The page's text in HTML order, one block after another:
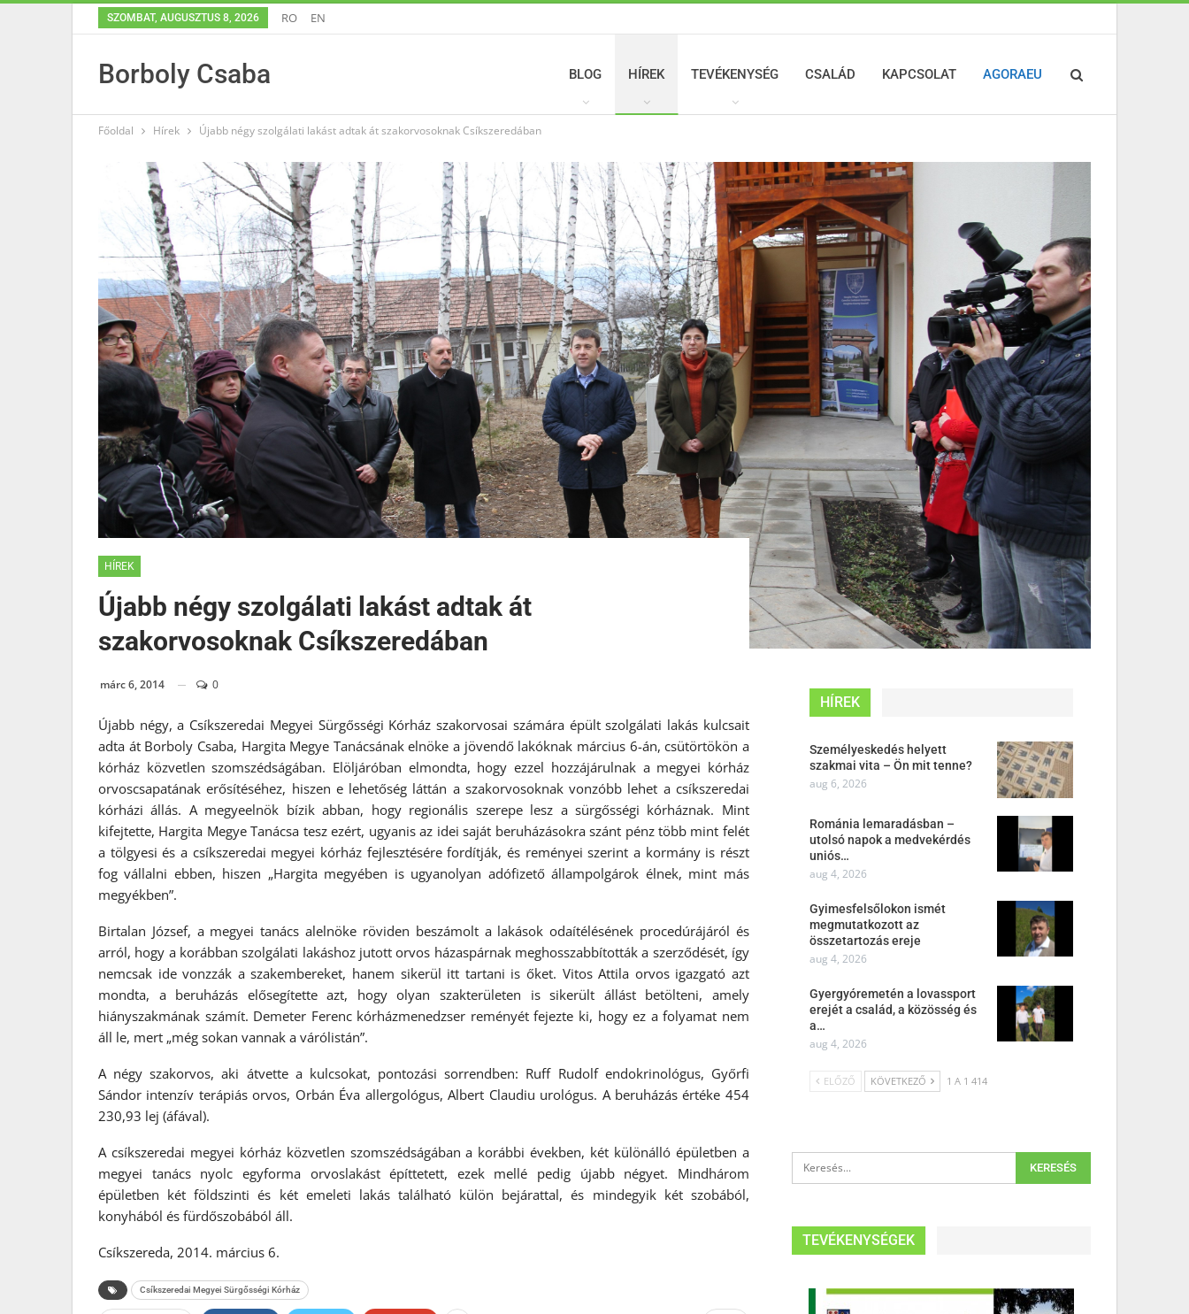
SZOMBAT, AUGUSZTUS 8, 2026 RO EN
Borboly Csaba BLOG HÍREK TEVÉKENYSÉG CSALÁD KAPCSOLAT AGORAEU
Főoldal Hírek Újabb négy szolgálati lakást adtak át szakorvosoknak Csíkszeredában
HÍREK
Újabb négy szolgálati lakást adtak át
szakorvosoknak Csíkszeredában
márc 6, 2014 0
Újabb négy, a Csíkszeredai Megyei Sürgősségi Kórház szakorvosai számára épült szolgálati lakás kulcsait
adta át Borboly Csaba, Hargita Megye Tanácsának elnöke a jövendő lakóknak március 6-án, csütörtökön a
kórház közvetlen szomszédságában. Elöljáróban elmondta, hogy ezzel hozzájárulnak a megyei kórház
orvoscsapatának erősítéséhez, hiszen e lehetőség láttán a szakorvosoknak vonzóbb lehet a csíkszeredai
kórházi állás. A megyeelnök bízik abban, hogy regionális szerepe lesz a sürgősségi kórháznak. Mint
kifejtette, Hargita Megye Tanácsa tesz ezért, ugyanis az idei saját beruházásokra szánt pénz több mint felét
a tölgyesi és a csíkszeredai megyei kórház fejlesztésére fordítják, és reményei szerint a kormány is részt
fog vállalni ebben, hiszen „Hargita megyében is ugyanolyan adófizető állampolgárok élnek, mint más
megyékben”.
Birtalan József, a megyei tanács alelnöke röviden beszámolt a lakások odaítélésének procedúrájáról és
arról, hogy a korábban szolgálati lakáshoz jutott orvos házaspárnak meghosszabbították a szerződését, így
nemcsak ide vonzzák a szakembereket, hanem sikerül itt tartani is őket. Vitos Attila orvos igazgató azt
mondta, a beruházás elősegítette azt, hogy olyan szakterületen is sikerült állást betölteni, amely
hiányszakmának számít. Demeter Ferenc kórházmenedzser reményét fejezte ki, hogy ez a folyamat nem
áll le, mert „még sokan vannak a várólistán”.
A négy szakorvos, aki átvette a kulcsokat, pontozási sorrendben: Ruff Rudolf endokrinológus, Győrfi
Sándor intenzív terápiás orvos, Orbán Éva allergológus, Albert Claudiu urológus. A beruházás értéke 454
230,93 lej (áfával).
A csíkszeredai megyei kórház közvetlen szomszédságában a korábbi években, két különálló épületben a
megyei tanács nyolc egyforma orvoslakást építtetett, ezek mellé pedig újabb négyet. Mindhárom
épületben két földszinti és két emeleti lakás található külön bejárattal, és mindegyik két szobából,
konyhából és fürdőszobából áll.
Csíkszereda, 2014. március 6.
Csíkszeredai Megyei Sürgősségi Kórház
HÍREK
Személyeskedés helyett
szakmai vita – Ön mit tenne?
aug 6, 2026
Románia lemaradásban –
utolsó napok a medvekérdés
uniós…
aug 4, 2026
Gyimesfelsőlokon ismét
megmutatkozott az
összetartozás ereje
aug 4, 2026
Gyergyóremetén a lovassport
erejét a család, a közösség és
a…
aug 4, 2026
ELŐZŐ KÖVETKEZŐ 1 A 1 414
TEVÉKENYSÉGEK